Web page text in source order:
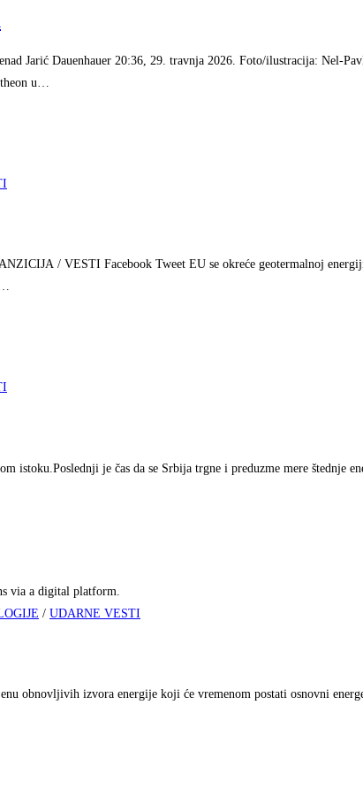
Jarić Dauenhauer 20:36, 29. travnja 2026. Foto/ilustracija: Nel-
u…
/ VESTI Facebook Tweet EU se okreće geotermalnoj
istoku.Poslednji je čas da se Srbija trgne i preduzme mere štednje
via a digital platform.
/ UDARNE VESTI
obnovljivih izvora energije koji će vremenom postati osnovni